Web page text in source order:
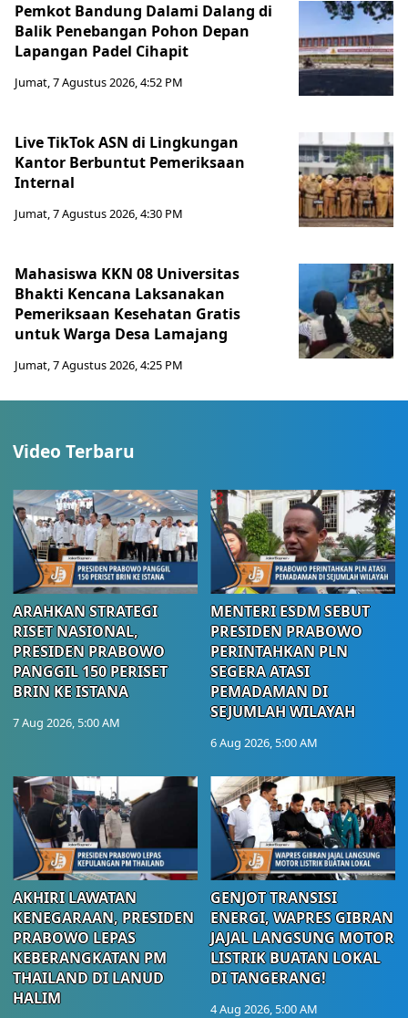
Pemkot Bandung Dalami Dalang di
Balik Penebangan Pohon Depan
Lapangan Padel Cihapit
Jumat, 7 Agustus 2026, 4:52 PM
Live TikTok ASN di Lingkungan
Kantor Berbuntut Pemeriksaan
Internal
Jumat, 7 Agustus 2026, 4:30 PM
Mahasiswa KKN 08 Universitas
Bhakti Kencana Laksanakan
Pemeriksaan Kesehatan Gratis
untuk Warga Desa Lamajang
Jumat, 7 Agustus 2026, 4:25 PM
Video Terbaru
ARAHKAN STRATEGI
RISET NASIONAL,
PRESIDEN PRABOWO
PANGGIL 150 PERISET
BRIN KE ISTANA
7 Aug 2026, 5:00 AM
MENTERI ESDM SEBUT
PRESIDEN PRABOWO
PERINTAHKAN PLN
SEGERA ATASI
PEMADAMAN DI
SEJUMLAH WILAYAH
6 Aug 2026, 5:00 AM
AKHIRI LAWATAN
KENEGARAAN, PRESIDEN
PRABOWO LEPAS
KEBERANGKATAN PM
THAILAND DI LANUD
HALIM
GENJOT TRANSISI
ENERGI, WAPRES GIBRAN
JAJAL LANGSUNG MOTOR
LISTRIK BUATAN LOKAL
DI TANGERANG!
4 Aug 2026, 5:00 AM